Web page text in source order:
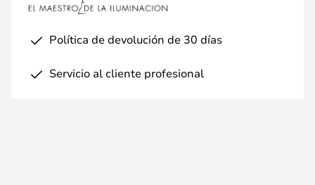
Política de devolución de 30 días
Servicio al cliente profesional